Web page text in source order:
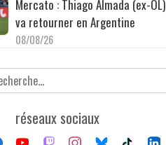
Mercato : Thiago Almada (ex-OL)
va retourner en Argentine
08/08/26
réseaux sociaux